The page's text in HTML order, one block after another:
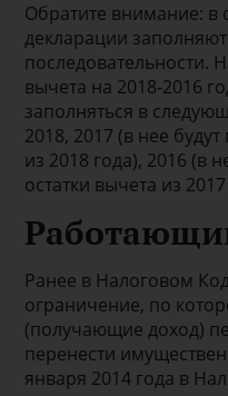
Обратите внимание: в
декларации
последовательности.
вычета на 2018-2016
заполняться в
2018, 2017 (в нее
из 2018 года), 2016 (в
остатки вычета из
Ранее в Налоговом
ограничение, по
(получающие доход)
перенести
января 2014 года в